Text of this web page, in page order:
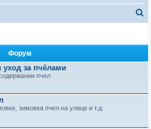
Форум
уход за пчёлами
пчел
зимовка пчел на улице и т.д.